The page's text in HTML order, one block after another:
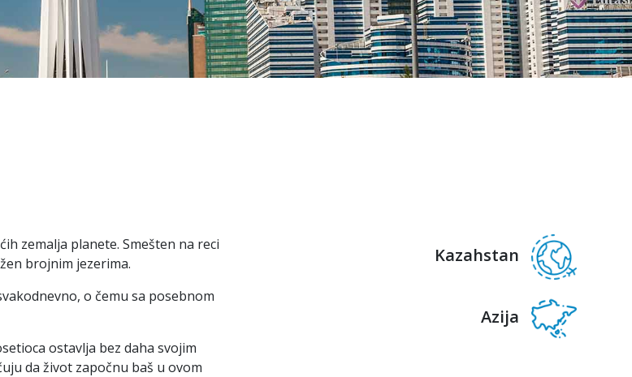
zemalja planete. Smešten na reci
brojnim jezerima.
o čemu sa posebnom
ostavlja bez daha svojim
da život započnu baš u ovom
Kazahstan
Azija